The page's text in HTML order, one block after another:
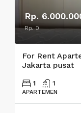
Rp.
Rp. 0
For Rent
Jakarta pusat
1 1
APARTEMEN